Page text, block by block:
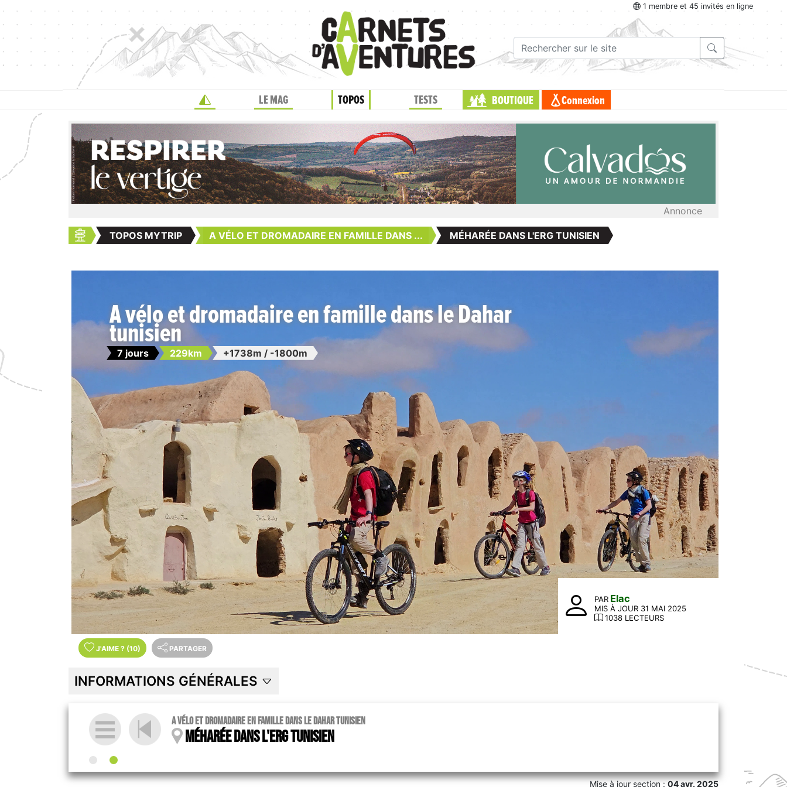
1 membre et 45 invités en ligne
LE MAG TOPOS TESTS BOUTIQUE Connexion
Annonce
TOPOS MYTRIP A VÉLO ET DROMADAIRE EN FAMILLE DANS ... MÉHARÉE DANS L'ERG TUNISIEN
A vélo et dromadaire en famille dans le Dahar
tunisien
7 jours 229km +1738m / -1800m
PAR Elac
MIS À JOUR 31 MAI 2025
1038 LECTEURS
J'AIME ? (10) PARTAGER
INFORMATIONS GÉNÉRALES
A vélo et dromadaire en famille dans le Dahar tunisien
Méharée dans l'Erg tunisien
Mise à jour section :04 avr. 2025